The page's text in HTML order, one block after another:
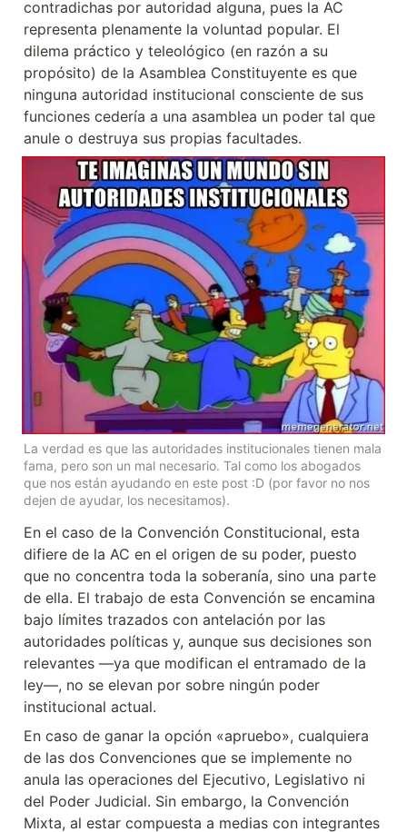
contradichas por autoridad alguna, pues la AC
representa plenamente la voluntad popular. El
dilema práctico y teleológico (en razón a su
propósito) de la Asamblea Constituyente es que
ninguna autoridad institucional consciente de sus
funciones cedería a una asamblea un poder tal que
anule o destruya sus propias facultades.
La verdad es que las autoridades institucionales tienen mala
fama, pero son un mal necesario. Tal como los abogados
que nos están ayudando en este post :D (por favor no nos
dejen de ayudar, los necesitamos).
En el caso de la Convención Constitucional, esta
difiere de la AC en el origen de su poder, puesto
que no concentra toda la soberanía, sino una parte
de ella. El trabajo de esta Convención se encamina
bajo límites trazados con antelación por las
autoridades políticas y, aunque sus decisiones son
relevantes —ya que modifican el entramado de la
ley—, no se elevan por sobre ningún poder
institucional actual.
En caso de ganar la opción «apruebo», cualquiera
de las dos Convenciones que se implemente no
anula las operaciones del Ejecutivo, Legislativo ni
del Poder Judicial. Sin embargo, la Convención
Mixta, al estar compuesta a medias con integrantes